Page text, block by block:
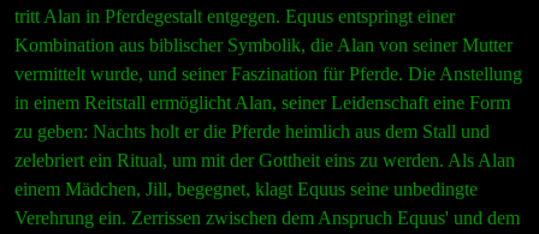
tritt Alan in Pferdegestalt entgegen. Equus entspringt einer
Kombination aus biblischer Symbolik, die Alan von seiner Mutter
vermittelt wurde, und seiner Faszination für Pferde. Die Anstellung
in einem Reitstall ermöglicht Alan, seiner Leidenschaft eine Form
zu geben: Nachts holt er die Pferde heimlich aus dem Stall und
zelebriert ein Ritual, um mit der Gottheit eins zu werden. Als Alan
einem Mädchen, Jill, begegnet, klagt Equus seine unbedingte
Verehrung ein. Zerrissen zwischen dem Anspruch Equus' und dem